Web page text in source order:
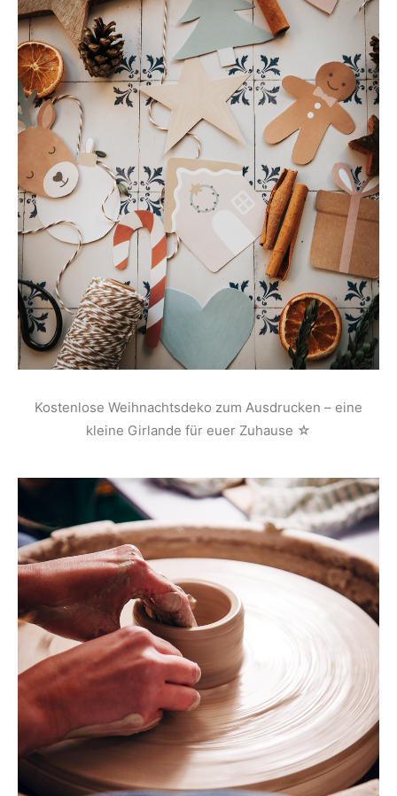
Kostenlose Weihnachtsdeko zum Ausdrucken – eine
kleine Girlande für euer Zuhause ☆